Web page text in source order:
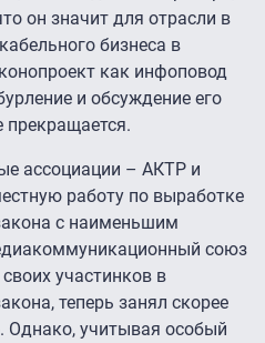
он значит для отрасли в
бизнеса в
как инфоповод
и обсуждение его
ассоциации – АКТР и
работу по выработке
с наименьшим
союз
участинков в
теперь занял скорее
учитывая особый